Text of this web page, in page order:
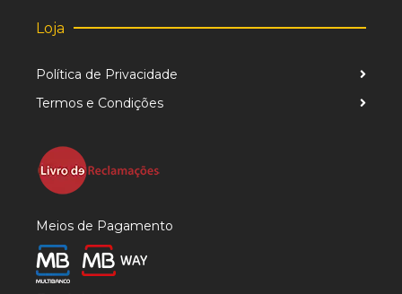
Loja
Política de Privacidade
Termos e Condições
Meios de Pagamento